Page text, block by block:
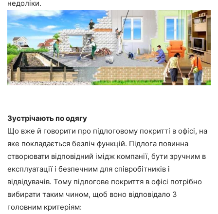
недоліки.
Зустрічають по одягу
Що вже й говорити про підлоговому покритті в офісі, на
яке покладається безліч функцій. Підлога повинна
створювати відповідний імідж компанії, бути зручним в
експлуатації і безпечним для співробітників і
відвідувачів. Тому підлогове покриття в офісі потрібно
вибирати таким чином, щоб воно відповідало 3
головним критеріям: